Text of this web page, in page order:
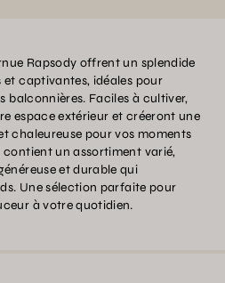
Rapsody offrent un splendide
et captivantes, idéales pour
balconnières. Faciles à cultiver,
espace extérieur et créeront une
chaleureuse pour vos moments
un assortiment varié,
et durable qui
Une sélection parfaite pour
à votre quotidien.